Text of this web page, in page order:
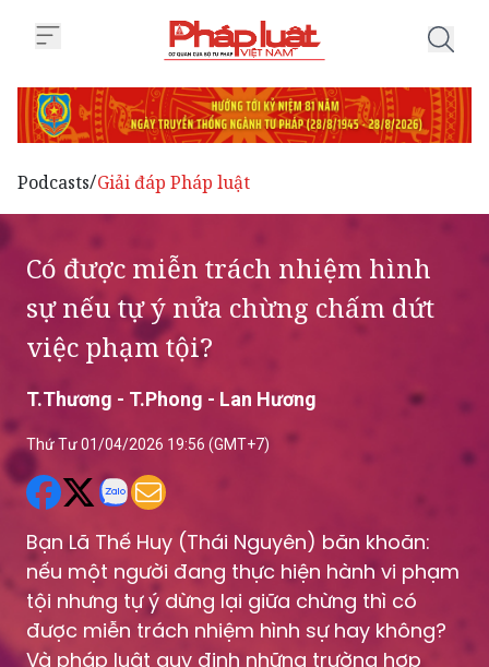
Podcasts/Giải đáp Pháp luật
Có được miễn trách nhiệm hình
sự nếu tự ý nửa chừng chấm dứt
việc phạm tội?
T.Thương - T.Phong - Lan Hương
Thứ Tư 01/04/2026 19:56 (GMT+7)
Bạn Lã Thế Huy (Thái Nguyên) băn khoăn:
nếu một người đang thực hiện hành vi phạm
tội nhưng tự ý dừng lại giữa chừng thì có
được miễn trách nhiệm hình sự hay không?
Và pháp luật quy định những trường hợp
nào có thể được miễn trách nhiệm hình sự?